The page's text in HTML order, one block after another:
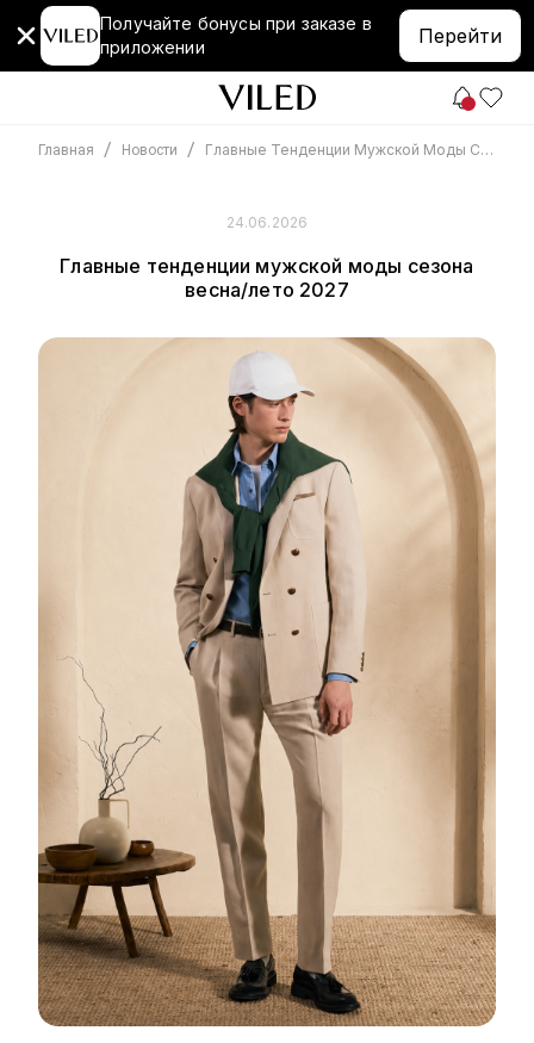
Получайте бонусы при заказе в
приложении
Перейти
Главная / Новости / Главные Тенденции Мужской Моды Сезона Весна/лето 2027
24.06.2026
Главные тенденции мужской моды сезона
весна/лето 2027